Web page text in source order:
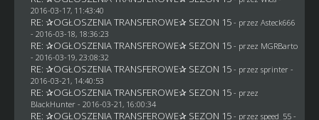
2016-03-17, 11:43:40
RE: ✰OGŁOSZENIA TRANSFEROWE✰ SEZON 15 - przez Asteck666
- 2016-03-18, 18:36:23
RE: ✰OGŁOSZENIA TRANSFEROWE✰ SEZON 15 - przez MGRBarto
- 2016-03-19, 23:08:32
RE: ✰OGŁOSZENIA TRANSFEROWE✰ SEZON 15 - przez sprinter -
2016-03-21, 14:40:53
RE: ✰OGŁOSZENIA TRANSFEROWE✰ SEZON 15 - przez
BlackHunter- 2016-03-21, 16:00:34
RE: ✰OGŁOSZENIA TRANSFEROWE✰ SEZON 15 - przez speed_55 -